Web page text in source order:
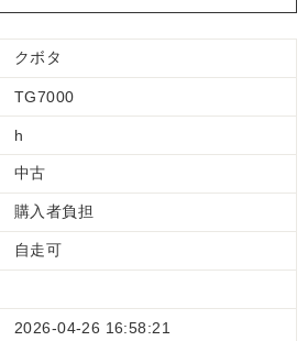
クボタ
TG7000
h
中古
購入者負担
自走可
2026-04-26 16:58:21